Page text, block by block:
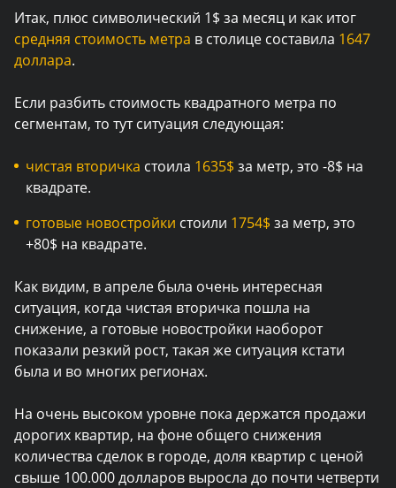
Итак, плюс символический 1$ за месяц и как итог
средняя стоимость метра в столице составила 1647
доллара.
Если разбить стоимость квадратного метра по
сегментам, то тут ситуация следующая:
чистая вторичка стоила 1635$ за метр, это -8$ на
квадрате.
готовые новостройки стоили 1754$ за метр, это
+80$ на квадрате.
Как видим, в апреле была очень интересная
ситуация, когда чистая вторичка пошла на
снижение, а готовые новостройки наоборот
показали резкий рост, такая же ситуация кстати
была и во многих регионах.
На очень высоком уровне пока держатся продажи
дорогих квартир, на фоне общего снижения
количества сделок в городе, доля квартир с ценой
свыше 100.000 долларов выросла до почти четверти